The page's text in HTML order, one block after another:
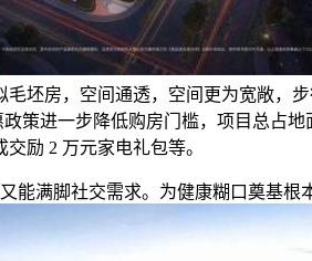
坯房，空间通透，空间更为宽敞，
策进一步降低购房门槛，项目总占地
励 2 万元家电礼包等。
满脚社交需求。为健康糊口奠基根